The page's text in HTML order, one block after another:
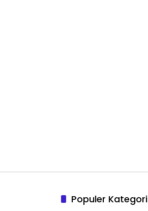
Populer Kategori